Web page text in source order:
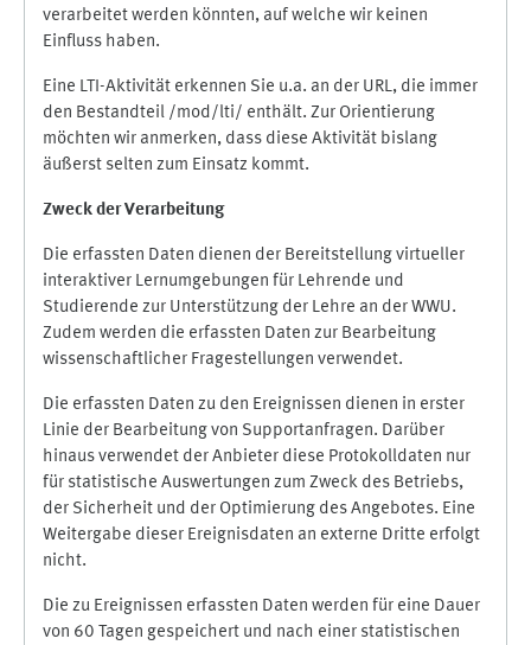
verarbeitet werden könnten, auf welche wir keinen
Einfluss haben.
Eine LTI-Aktivität erkennen Sie u.a. an der URL, die immer
den Bestandteil /mod/lti/ enthält. Zur Orientierung
möchten wir anmerken, dass diese Aktivität bislang
äußerst selten zum Einsatz kommt.
Zweck der Verarbeitung
Die erfassten Daten dienen der Bereitstellung virtueller
interaktiver Lernumgebungen für Lehrende und
Studierende zur Unterstützung der Lehre an der WWU.
Zudem werden die erfassten Daten zur Bearbeitung
wissenschaftlicher Fragestellungen verwendet.
Die erfassten Daten zu den Ereignissen dienen in erster
Linie der Bearbeitung von Supportanfragen. Darüber
hinaus verwendet der Anbieter diese Protokolldaten nur
für statistische Auswertungen zum Zweck des Betriebs,
der Sicherheit und der Optimierung des Angebotes. Eine
Weitergabe dieser Ereignisdaten an externe Dritte erfolgt
nicht.
Die zu Ereignissen erfassten Daten werden für eine Dauer
von 60 Tagen gespeichert und nach einer statistischen